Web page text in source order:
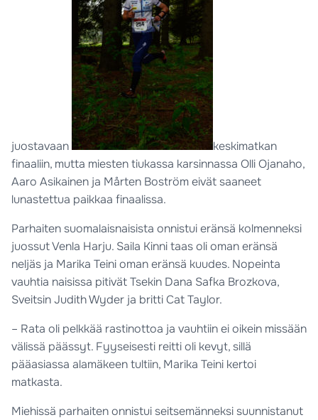
juostavaan
keskimatkan
finaaliin, mutta miesten tiukassa karsinnassa Olli Ojanaho,
Aaro Asikainen ja Mårten Boström eivät saaneet
lunastettua paikkaa finaalissa.
Parhaiten suomalaisnaisista onnistui eränsä kolmenneksi
juossut Venla Harju. Saila Kinni taas oli oman eränsä
neljäs ja Marika Teini oman eränsä kuudes. Nopeinta
vauhtia naisissa pitivät Tsekin Dana Safka Brozkova,
Sveitsin Judith Wyder ja britti Cat Taylor.
– Rata oli pelkkää rastinottoa ja vauhtiin ei oikein missään
välissä päässyt. Fyyseisesti reitti oli kevyt, sillä
pääasiassa alamäkeen tultiin, Marika Teini kertoi
matkasta.
Miehissä parhaiten onnistui seitsemänneksi suunnistanut